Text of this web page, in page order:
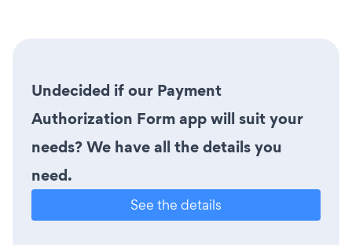
Undecided if our Payment
Authorization Form app will suit your
needs? We have all the details you
need.
See the details